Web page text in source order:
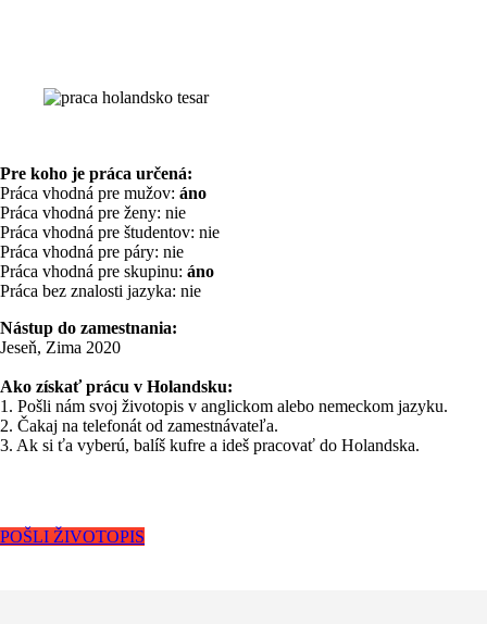
Pre koho je práca určená:
Práca vhodná pre mužov: áno
Práca vhodná pre ženy: nie
Práca vhodná pre študentov: nie
Práca vhodná pre páry: nie
Práca vhodná pre skupinu: áno
Práca bez znalosti jazyka: nie
Nástup do zamestnania:
Jeseň, Zima 2020
Ako získať prácu v Holandsku:
1. Pošli nám svoj životopis v anglickom alebo nemeckom jazyku.
2. Čakaj na telefonát od zamestnávateľa.
3. Ak si ťa vyberú, balíš kufre a ideš pracovať do Holandska.
POŠLI ŽIVOTOPIS